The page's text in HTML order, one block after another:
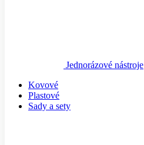
Jednorázové nástroje
Kovové
Plastové
Sady a sety